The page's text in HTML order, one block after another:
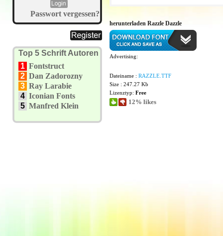
Passwort vergessen?
Top 5 Schrift Autoren
1 Fontstruct
2 Dan Zadorozny
3 Ray Larabie
4 Iconian Fonts
5 Manfred Klein
herunterladen Razzle Dazzle
Advertising:
Dateiname : RAZZLE.TTF
Size : 247.27 Kb
Lizenztyp: Free
12% likes